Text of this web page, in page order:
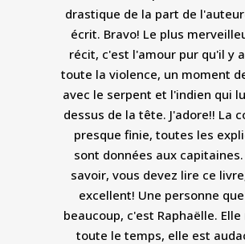
drastique de la part de
écrit. Bravo! Le plus
récit, c'est l'amour pur qu'il y
toute la violence, un moment
avec le serpent et l'indien qui
dessus de la tête. J'adore!! La
presque finie, toutes les
sont données aux
savoir, vous devez lire ce
excellent! Une personne
beaucoup, c'est Raphaëlle.
toute le temps, elle est